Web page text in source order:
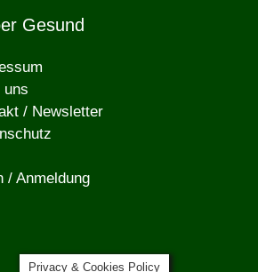
Gesund
uns
/ Newsletter
/ Anmeldung
Privacy & Cookies Policy